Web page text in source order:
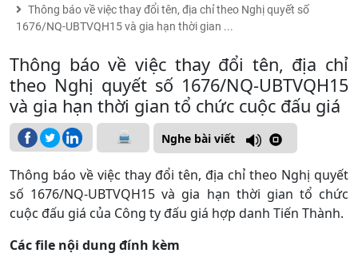
Thông báo về việc thay đổi tên, địa chỉ theo Nghị quyết số
1676/NQ-UBTVQH15 và gia hạn thời gian ...
Thông báo về việc thay đổi tên, địa chỉ
theo Nghị quyết số 1676/NQ-UBTVQH15
và gia hạn thời gian tổ chức cuộc đấu giá
Nghe bài viết
Thông báo về việc thay đổi tên, địa chỉ theo Nghị quyết
số 1676/NQ-UBTVQH15 và gia hạn thời gian tổ chức
cuộc đấu giá của Công ty đấu giá hợp danh Tiến Thành.
Các file nội dung đính kèm